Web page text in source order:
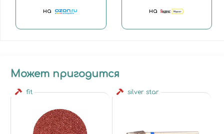
на на
Может пригодится
fit silver star